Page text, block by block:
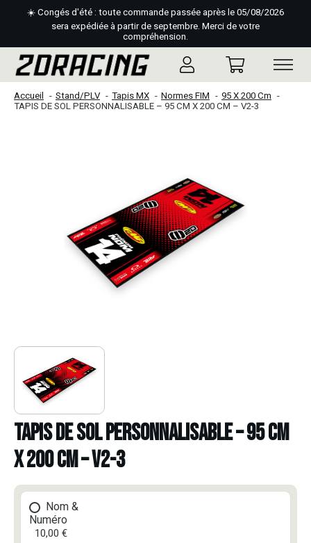
☀️ Congés d'été : toute commande passée après le 05/08/2026
sera expédiée à partir de septembre. Merci de votre
compréhension.
Accueil Stand/PLV Tapis MX Normes FIM
95 X 200 Cm
TAPIS DE SOL PERSONNALISABLE – 95 CM X 200 CM – V2-3
TAPIS DE SOL PERSONNALISABLE – 95 CM
X 200 CM – V2-3
Nom &
Numéro
10,00 €